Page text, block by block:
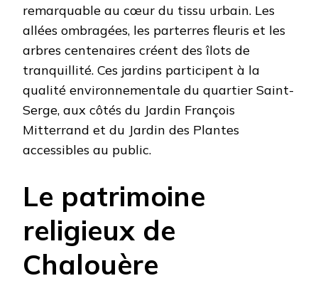
remarquable au cœur du tissu urbain. Les
allées ombragées, les parterres fleuris et les
arbres centenaires créent des îlots de
tranquillité. Ces jardins participent à la
qualité environnementale du quartier Saint-
Serge, aux côtés du Jardin François
Mitterrand et du Jardin des Plantes
accessibles au public.
Le patrimoine
religieux de
Chalouère